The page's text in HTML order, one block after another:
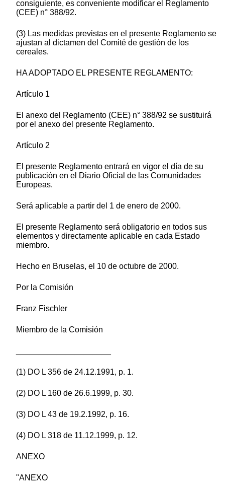
consiguiente, es conveniente modificar el Reglamento
(CEE) n° 388/92.
(3) Las medidas previstas en el presente Reglamento se
ajustan al dictamen del Comité de gestión de los
cereales.
HA ADOPTADO EL PRESENTE REGLAMENTO:
Artículo 1
El anexo del Reglamento (CEE) n° 388/92 se sustituirá
por el anexo del presente Reglamento.
Artículo 2
El presente Reglamento entrará en vigor el día de su
publicación en el Diario Oficial de las Comunidades
Europeas.
Será aplicable a partir del 1 de enero de 2000.
El presente Reglamento será obligatorio en todos sus
elementos y directamente aplicable en cada Estado
miembro.
Hecho en Bruselas, el 10 de octubre de 2000.
Por la Comisión
Franz Fischler
Miembro de la Comisión
(1) DO L 356 de 24.12.1991, p. 1.
(2) DO L 160 de 26.6.1999, p. 30.
(3) DO L 43 de 19.2.1992, p. 16.
(4) DO L 318 de 11.12.1999, p. 12.
ANEXO
"ANEXO